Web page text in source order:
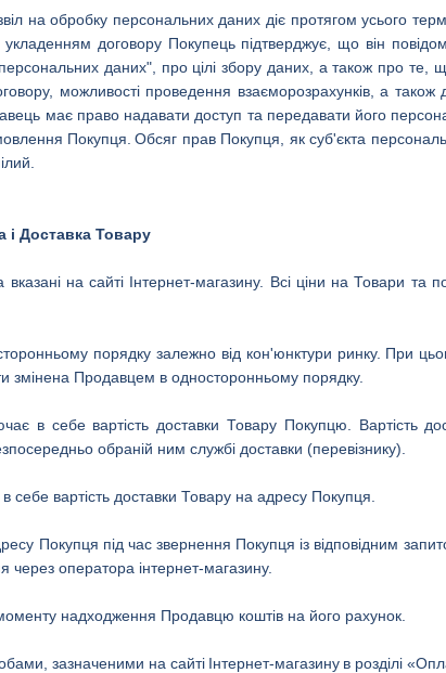
на обробку персональних даних діє протягом усього
укладенням договору Покупець підтверджує, що він
даних", про цілі збору даних, а також про те,
можливості проведення взаєморозрахунків, а також
має право надавати доступ та передавати його
Покупця. Обсяг прав Покупця, як суб'єкта
і Доставка Товару
на сайті Інтернет-магазину. Всі ціни на Товари та
порядку залежно від кон'юнктури ринку. При
змінена Продавцем в односторонньому порядку.
в себе вартість доставки Товару Покупцю. Вартість
обраній ним службі доставки (перевізнику).
себе вартість доставки Товару на адресу Покупця.
Покупця під час звернення Покупця із відповідним
оператора інтернет-магазину.
надходження Продавцю коштів на його рахунок.
зазначеними на сайті Інтернет-магазину в розділі